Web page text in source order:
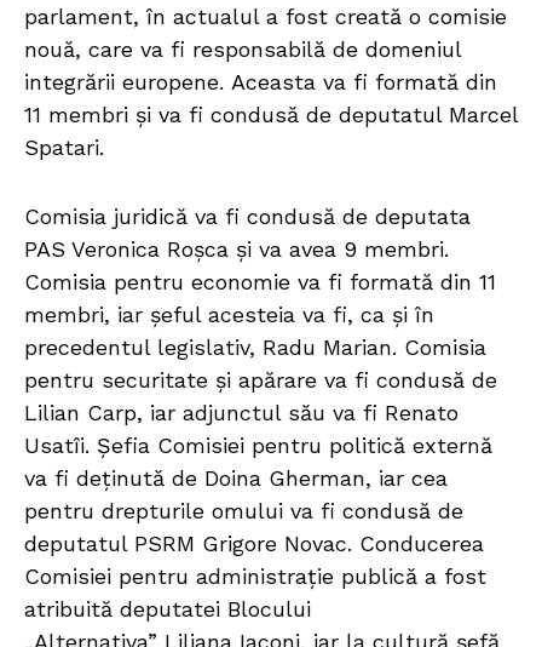
parlament, în actualul a fost creată o comisie
nouă, care va fi responsabilă de domeniul
integrării europene. Aceasta va fi formată din
11 membri și va fi condusă de deputatul Marcel
Spatari.
Comisia juridică va fi condusă de deputata
PAS Veronica Roșca și va avea 9 membri.
Comisia pentru economie va fi formată din 11
membri, iar șeful acesteia va fi, ca și în
precedentul legislativ, Radu Marian. Comisia
pentru securitate și apărare va fi condusă de
Lilian Carp, iar adjunctul său va fi Renato
Usatîi. Șefia Comisiei pentru politică externă
va fi deținută de Doina Gherman, iar cea
pentru drepturile omului va fi condusă de
deputatul PSRM Grigore Novac. Conducerea
Comisiei pentru administrație publică a fost
atribuită deputatei Blocului
„Alternativa” Liliana Iaconi, iar la cultură șefă